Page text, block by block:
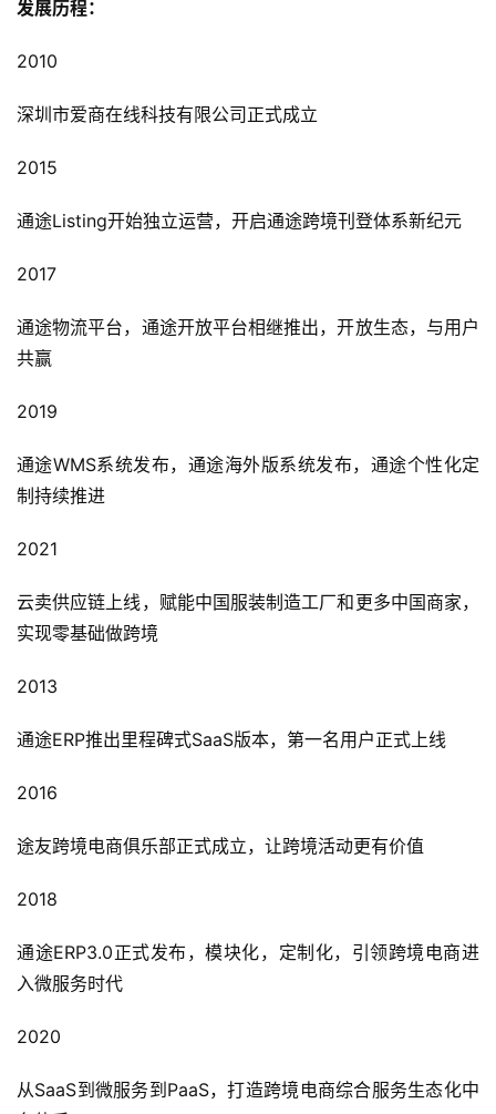
发展历程：
2010
深圳市爱商在线科技有限公司正式成立
2015
通途Listing开始独立运营，开启通途跨境刊登体系新纪元
2017
通途物流平台，通途开放平台相继推出，开放生态，与用户
共赢
2019
通途WMS系统发布，通途海外版系统发布，通途个性化定
制持续推进
2021
云卖供应链上线，赋能中国服装制造工厂和更多中国商家，
实现零基础做跨境
2013
通途ERP推出里程碑式SaaS版本，第一名用户正式上线
2016
途友跨境电商俱乐部正式成立，让跨境活动更有价值
2018
通途ERP3.0正式发布，模块化，定制化，引领跨境电商进
入微服务时代
2020
从SaaS到微服务到PaaS，打造跨境电商综合服务生态化中